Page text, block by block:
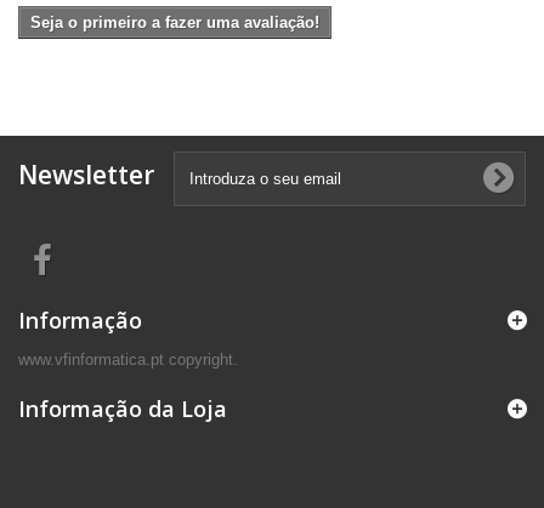
Seja o primeiro a fazer uma avaliação!
Newsletter
Informação
www.vfinformatica.pt copyright.
Informação da Loja